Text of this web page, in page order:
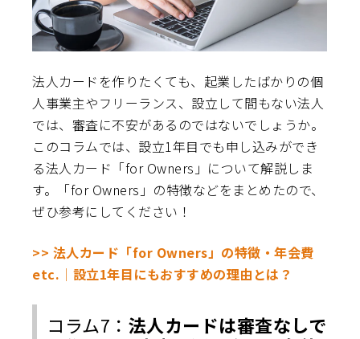
法人カードを作りたくても、起業したばかりの個
人事業主やフリーランス、設立して間もない法人
では、審査に不安があるのではないでしょうか。
このコラムでは、設立1年目でも申し込みができ
る法人カード「for Owners」について解説しま
す。「for Owners」の特徴などをまとめたので、
ぜひ参考にしてください！
>> 法人カード「for Owners」の特徴・年会費
etc.│設立1年目にもおすすめの理由とは？
コラム7： 法人カードは審査なしで